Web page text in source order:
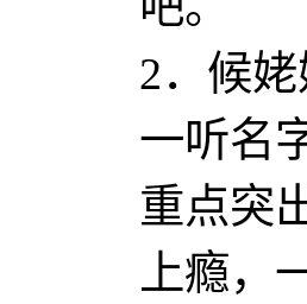
2．候
一听名
重点突
上瘾，